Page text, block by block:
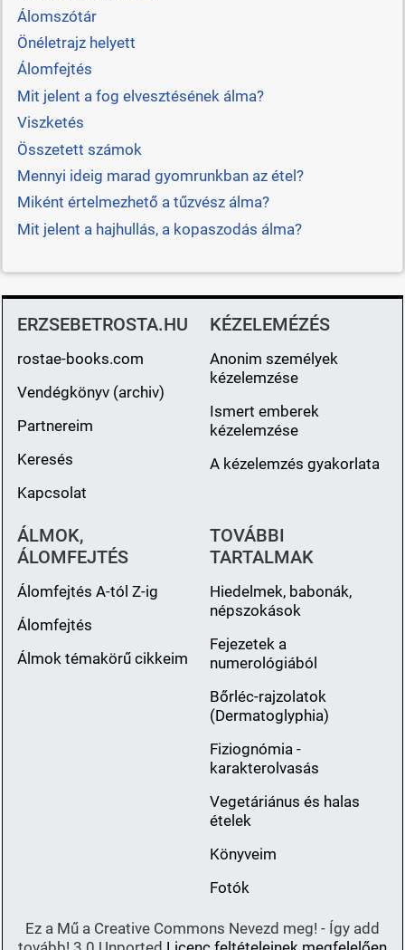
Álomszótár
Önéletrajz helyett
Álomfejtés
Mit jelent a fog elvesztésének álma?
Viszketés
Összetett számok
Mennyi ideig marad gyomrunkban az étel?
Miként értelmezhető a tűzvész álma?
Mit jelent a hajhullás, a kopaszodás álma?
ERZSEBETROSTA.HU
rostae-books.com
Vendégkönyv (archiv)
Partnereim
Keresés
Kapcsolat
KÉZELEMÉZÉS
Anonim személyek
kézelemzése
Ismert emberek
kézelemzése
A kézelemzés gyakorlata
ÁLMOK,
ÁLOMFEJTÉS
Álomfejtés A-tól Z-ig
Álomfejtés
Álmok témakörű cikkeim
TOVÁBBI
TARTALMAK
Hiedelmek, babonák,
népszokások
Fejezetek a
numerológiából
Bőrléc-rajzolatok
(Dermatoglyphia)
Fiziognómia -
karakterolvasás
Vegetáriánus és halas
ételek
Könyveim
Fotók
Ez a Mű a Creative Commons Nevezd meg! - Így add